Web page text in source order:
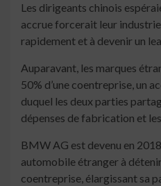
Les dirigeants chinois
accrue forcerait leur
rapidement et à devenir un
Auparavant, les marques
50% d’une coentreprise, un
duquel les deux parties
dépenses de fabrication et
BMW AG est devenu en
automobile étranger à
coentreprise, élargissant sa